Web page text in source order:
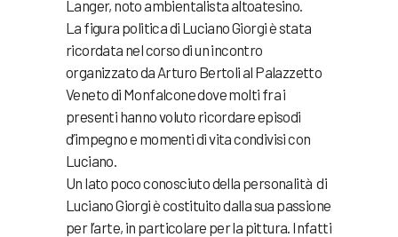
Langer, noto ambientalista altoatesino.
La figura politica di Luciano Giorgi è stata
ricordata nel corso di un incontro
organizzato da Arturo Bertoli al Palazzetto
Veneto di Monfalcone dove molti fra i
presenti hanno voluto ricordare episodi
d’impegno e momenti di vita condivisi con
Luciano.
Un lato poco conosciuto della personalità di
Luciano Giorgi è costituito dalla sua passione
per l’arte, in particolare per la pittura. Infatti